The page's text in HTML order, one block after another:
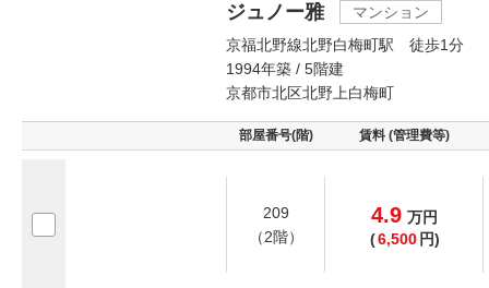
ジュノー雅
マンション
京福北野線北野白梅町駅 徒歩1分
1994年築 / 5階建
京都市北区北野上白梅町
部屋番号(階) 賃料 (管理費等)
209
（2階）
4.9 万円
(6,500 円)